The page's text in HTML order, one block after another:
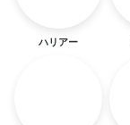
ハリアー